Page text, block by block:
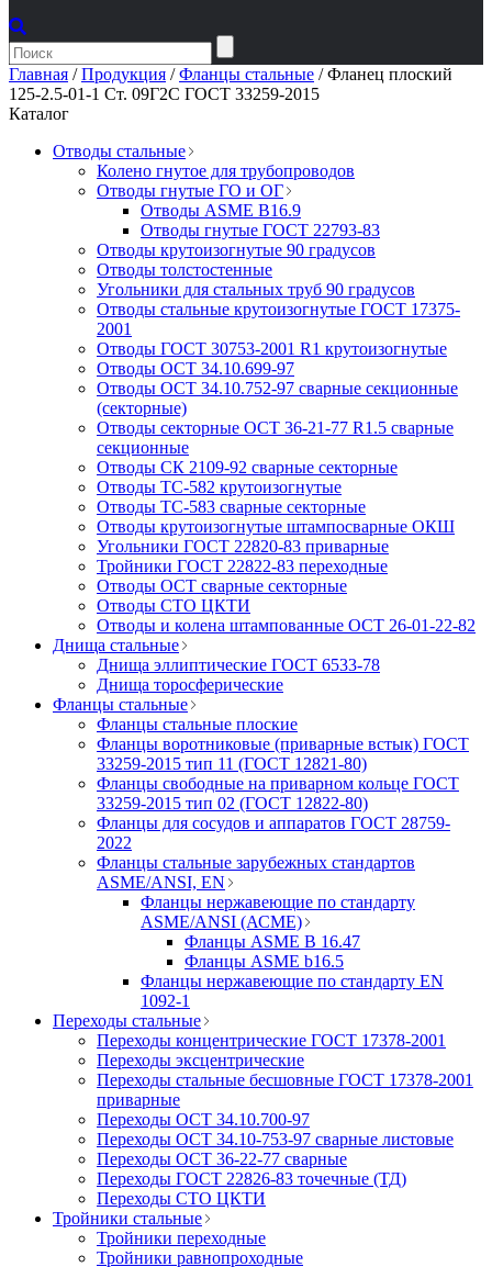
Главная /Продукция /Фланцы стальные /Фланец плоский
125-2.5-01-1 Ст. 09Г2С ГОСТ 33259-2015
Каталог
Отводы стальные
Колено гнутое для трубопроводов
Отводы гнутые ГО и ОГ
Отводы ASME B16.9
Отводы гнутые ГОСТ 22793-83
Отводы крутоизогнутые 90 градусов
Отводы толстостенные
Угольники для стальных труб 90 градусов
Отводы стальные крутоизогнутые ГОСТ 17375-
2001
Отводы ГОСТ 30753-2001 R1 крутоизогнутые
Отводы ОСТ 34.10.699-97
Отводы ОСТ 34.10.752-97 сварные секционные
(секторные)
Отводы секторные ОСТ 36-21-77 R1.5 сварные
секционные
Отводы СК 2109-92 сварные секторные
Отводы ТС-582 крутоизогнутые
Отводы ТС-583 сварные секторные
Отводы крутоизогнутые штампосварные ОКШ
Угольники ГОСТ 22820-83 приварные
Тройники ГОСТ 22822-83 переходные
Отводы ОСТ сварные секторные
Отводы СТО ЦКТИ
Отводы и колена штампованные ОСТ 26-01-22-82
Днища стальные
Днища эллиптические ГОСТ 6533-78
Днища торосферические
Фланцы стальные
Фланцы стальные плоские
Фланцы воротниковые (приварные встык) ГОСТ
33259-2015 тип 11 (ГОСТ 12821-80)
Фланцы свободные на приварном кольце ГОСТ
33259-2015 тип 02 (ГОСТ 12822-80)
Фланцы для сосудов и аппаратов ГОСТ 28759-
2022
Фланцы стальные зарубежных стандартов
ASME/ANSI, EN
Фланцы нержавеющие по стандарту
ASME/ANSI (АСМЕ)
Фланцы ASME B 16.47
Фланцы ASME b16.5
Фланцы нержавеющие по стандарту EN
1092-1
Переходы стальные
Переходы концентрические ГОСТ 17378-2001
Переходы эксцентрические
Переходы стальные бесшовные ГОСТ 17378-2001
приварные
Переходы ОСТ 34.10.700-97
Переходы ОСТ 34.10-753-97 сварные листовые
Переходы ОСТ 36-22-77 сварные
Переходы ГОСТ 22826-83 точечные (ТД)
Переходы СТО ЦКТИ
Тройники стальные
Тройники переходные
Тройники равнопроходные